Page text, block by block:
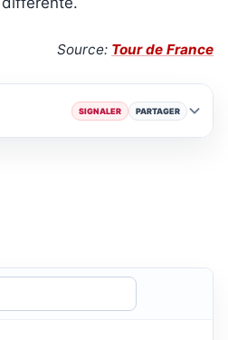
Source: Tour de France
SIGNALER PARTAGER